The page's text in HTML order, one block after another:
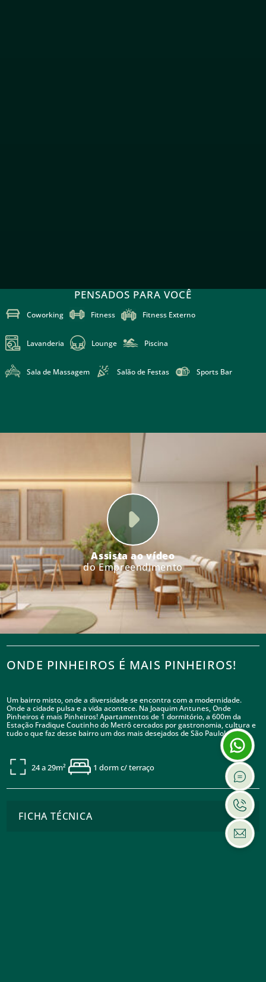
PENSADOS PARA VOCÊ
Coworking Fitness Fitness Externo
Lavanderia Lounge Piscina
Sala de Massagem Salão de Festas Sports Bar
Assista ao vídeo
do Empreendimento
ONDE PINHEIROS É MAIS PINHEIROS!
24 a 29m² 1 dorm c/ terraço
Um bairro misto, onde a diversidade se encontra com a modernidade.
Onde a cidade pulsa e a vida acontece. Na Joaquim Antunes, Onde
Pinheiros é mais Pinheiros! Apartamentos de 1 dormitório, a 600m da
Estação Fradique Coutinho do Metrô cercados por gastronomia, cultura e
tudo o que faz desse bairro um dos mais desejados de São Paulo!
FICHA TÉCNICA